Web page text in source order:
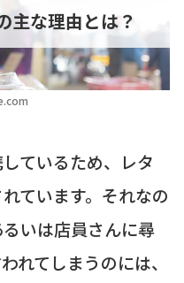
主な理由とは？
ているため、レタ
ています。それなの
いは店員さんに尋
れてしまうのには、